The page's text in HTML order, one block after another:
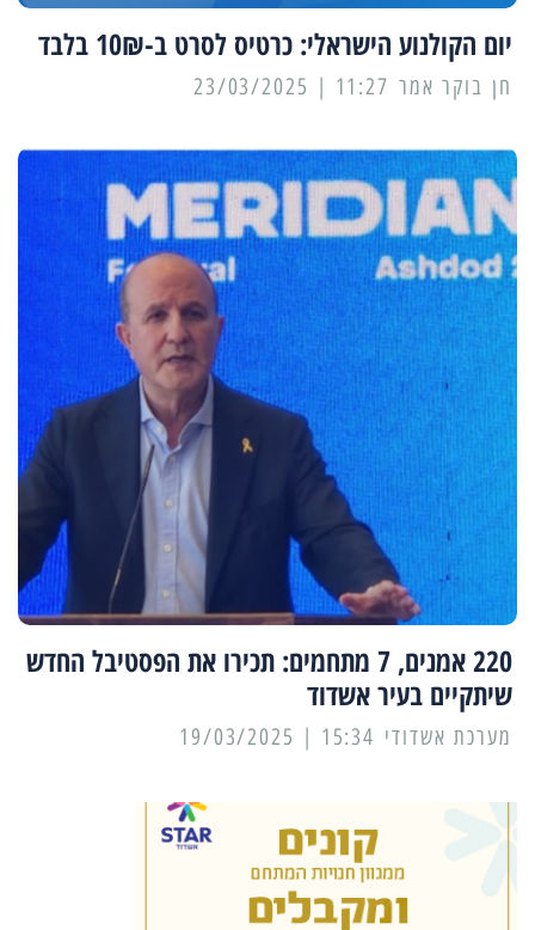
יום הקולנוע הישראלי: כרטיס לסרט ב-10₪ בלבד
11:27 | 23/03/2025
220 אמנים, 7 מתחמים: תכירו את הפסטיבל החדש
שיתקיים בעיר אשדוד
מערכת אשדודי 15:34 | 19/03/2025